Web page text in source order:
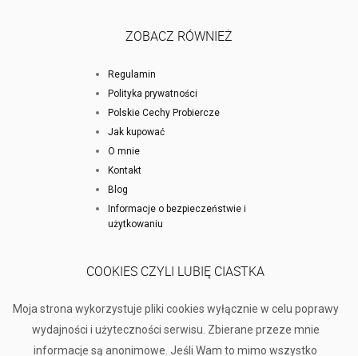
ZOBACZ RÓWNIEŻ
Regulamin
Polityka prywatności
Polskie Cechy Probiercze
Jak kupować
O mnie
Kontakt
Blog
Informacje o bezpieczeństwie i
użytkowaniu
COOKIES CZYLI LUBIĘ CIASTKA
Moja strona wykorzystuje pliki cookies wyłącznie w celu poprawy
wydajności i użyteczności serwisu. Zbierane przeze mnie
informacje są anonimowe. Jeśli Wam to mimo wszystko